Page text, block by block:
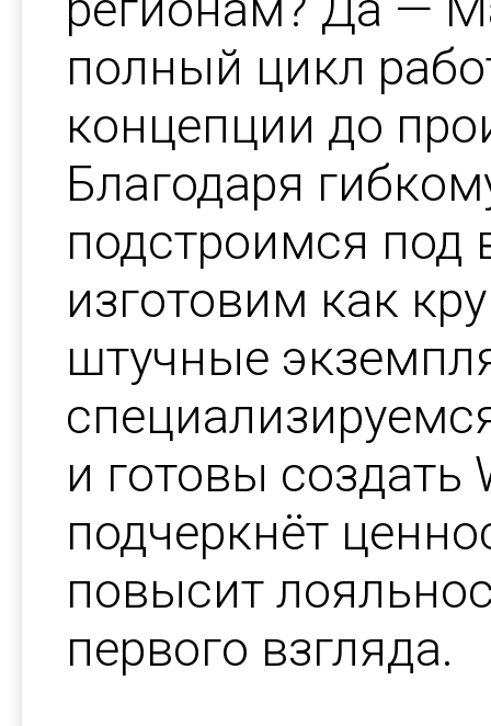
полный цикл
концепции до
Благодаря
подстроимся под
изготовим как
штучные
и готовы создать
подчеркнёт
повысит
первого взгляда.